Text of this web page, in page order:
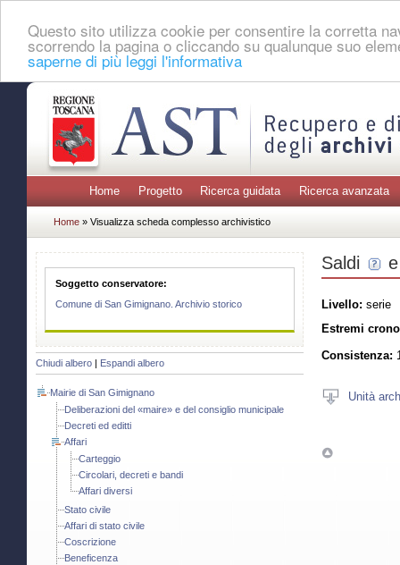
Questo sito utilizza cookie per consentire la corretta
scorrendo la pagina o cliccando su qualunque suo
saperne di più leggi l'informativa
Home Progetto Ricerca guidata Ricerca avanzata
Home » Visualizza scheda complesso archivistico
Soggetto conservatore:
Comune di San Gimignano. Archivio storico
Chiudi albero Espandi albero
Mairie di San Gimignano
Deliberazioni del «maire» e del consiglio municipale
Decreti ed editti
Affari
Carteggio
Circolari, decreti e bandi
Affari diversi
Stato civile
Affari di stato civile
Coscrizione
Beneficenza
Saldi
Livello: serie
Estremi
Consistenza:
Unità